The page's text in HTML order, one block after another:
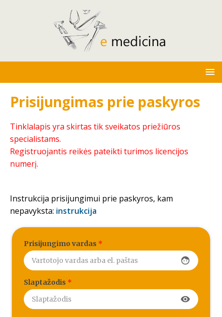
Prisijungimas prie paskyros
Tinklalapis yra skirtas tik sveikatos priežiūros
specialistams.
Registruojantis reikės pateikti turimos licencijos
numerį.
Instrukcija prisijungimui prie paskyros, kam
nepavyksta: instrukcija
Prisijungimo vardas *
face
Slaptažodis *
visibility